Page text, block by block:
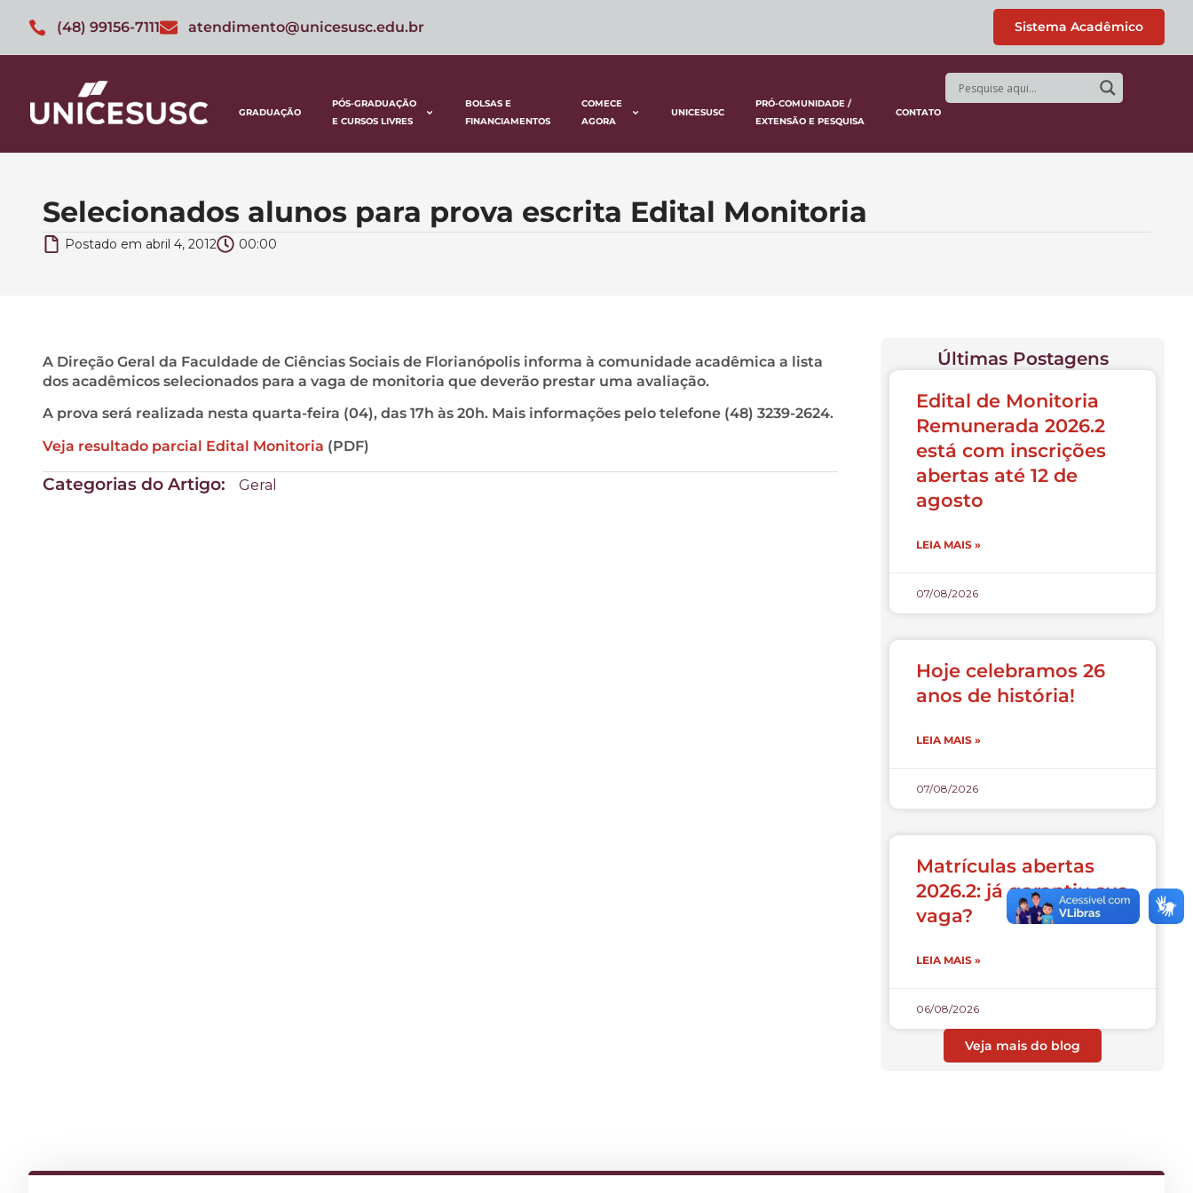
(48) 99156-7111 atendimento@unicesusc.edu.br Sistema Acadêmico
GRADUAÇÃO
PÓS-GRADUAÇÃO
E CURSOS LIVRES
BOLSAS E
FINANCIAMENTOS
COMECE
AGORA
UNICESUSC
PRÓ-COMUNIDADE /
EXTENSÃO E PESQUISA
CONTATO
Selecionados alunos para prova escrita Edital Monitoria
Postado em abril 4, 2012 00:00
A Direção Geral da Faculdade de Ciências Sociais de Florianópolis informa à comunidade acadêmica a lista
dos acadêmicos selecionados para a vaga de monitoria que deverão prestar uma avaliação.
A prova será realizada nesta quarta-feira (04), das 17h às 20h. Mais informações pelo telefone (48) 3239-2624.
Veja resultado parcial Edital Monitoria (PDF)
Categorias do Artigo: Geral
Últimas Postagens
Edital de Monitoria
Remunerada 2026.2
está com inscrições
abertas até 12 de
agosto
LEIA MAIS »
07/08/2026
Hoje celebramos 26
anos de história!
LEIA MAIS »
07/08/2026
Matrículas abertas
2026.2: já garantiu sua
vaga?
LEIA MAIS »
06/08/2026
Veja mais do blog